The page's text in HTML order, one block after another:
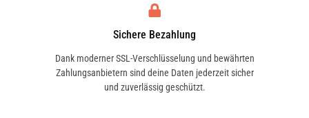
Sichere Bezahlung
Dank moderner SSL-Verschlüsselung und bewährten
Zahlungsanbietern sind deine Daten jederzeit sicher
und zuverlässig geschützt.